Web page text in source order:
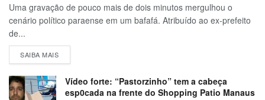
Uma gravação de pouco mais de dois minutos mergulhou o
cenário político paraense em um bafafá. Atribuído ao ex-prefeito
de...
SAIBA MAIS
Vídeo forte: “Pastorzinho” tem a cabeça
esp0cada na frente do Shopping Patio Manaus